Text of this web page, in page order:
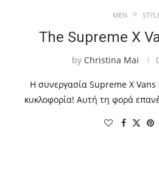
MEN
The Supreme X
by Christina Mai
Η συνεργασία Supreme X Vans
κυκλοφορία! Αυτή τη φορά